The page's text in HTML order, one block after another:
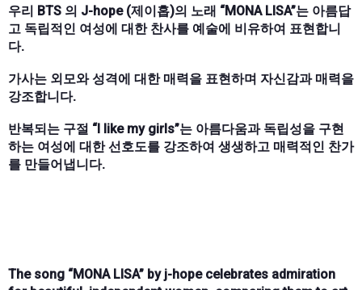
우리 BTS 의 J-hope (제이홉)의 노래 “MONA LISA”는 아름답
고 독립적인 여성에 대한 찬사를 예술에 비유하여 표현합니
다.
가사는 외모와 성격에 대한 매력을 표현하며 자신감과 매력을
강조합니다.
반복되는 구절 “I like my girls”는 아름다움과 독립성을 구현
하는 여성에 대한 선호도를 강조하여 생생하고 매력적인 찬가
를 만들어냅니다.
The song “MONA LISA” by j-hope celebrates admiration